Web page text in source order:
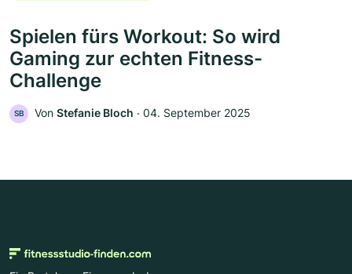
Spielen fürs Workout: So wird
Gaming zur echten Fitness-
Challenge
SB Von Stefanie Bloch ‧ 04. September 2025